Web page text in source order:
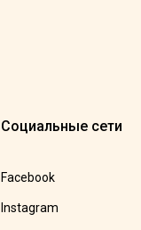
Социальные сети
Facebook
Instagram